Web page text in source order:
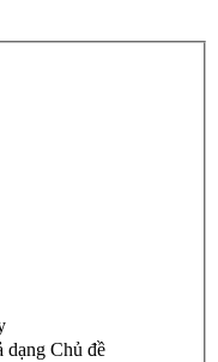
dạng Chủ đề